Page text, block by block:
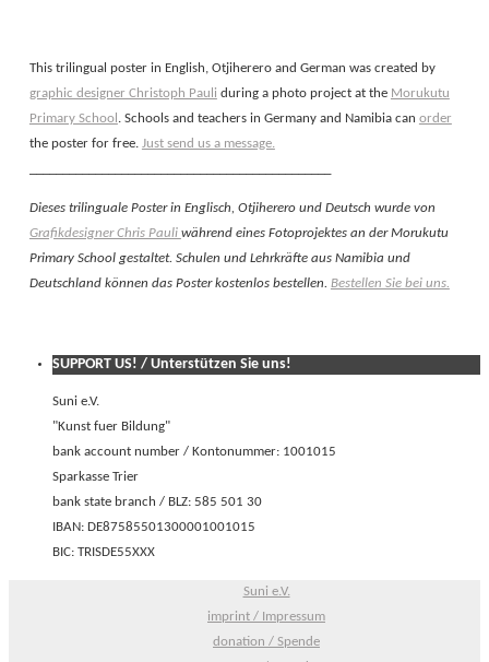
This trilingual poster in English, Otjiherero and German was created by
graphic designer Christoph Pauli during a photo project at the Morukutu
Primary School . Schools and teachers in Germany and Namibia can order
the poster for free. Just send us a message.
Dieses trilinguale Poster in Englisch, Otjiherero und Deutsch wurde von
Grafikdesigner Chris Pauli während eines Fotoprojektes an der Morukutu
Primary School gestaltet. Schulen und Lehrkräfte aus Namibia und
Deutschland können das Poster kostenlos bestellen. Bestellen Sie bei uns.
SUPPORT US! / Unterstützen Sie uns!
Suni e.V.
"Kunst fuer Bildung"
bank account number / Kontonummer: 1001015
Sparkasse Trier
bank state branch / BLZ: 585 501 30
IBAN: DE87585501300001001015
BIC: TRISDE55XXX
Suni e.V.
imprint / Impressum
donation / Spende